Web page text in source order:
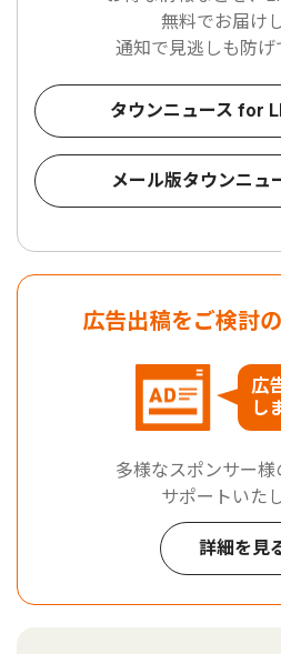
無料でお届けし
通知で見逃しも防げ
タウンニュース for
メール版タウンニュ
広告出稿をご検討
広
し
多様なスポンサー様
サポートいた
詳細を見